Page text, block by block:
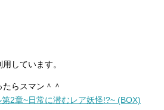
しています。
らスマン＾＾
2章~日常に潜むレア妖怪!?~ (BOX)